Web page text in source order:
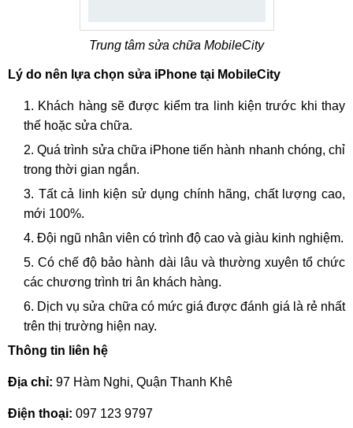
Trung tâm sửa chữa MobileCity
Lý do nên lựa chọn sửa iPhone tại MobileCity
Khách hàng sẽ được kiểm tra linh kiện trước khi thay
thế hoặc sửa chữa.
Quá trình sửa chữa iPhone tiến hành nhanh chóng, chỉ
trong thời gian ngắn.
Tất cả linh kiện sử dụng chính hãng, chất lượng cao,
mới 100%.
Đội ngũ nhân viên có trình độ cao và giàu kinh nghiệm.
Có chế độ bảo hành dài lâu và thường xuyên tổ chức
các chương trình tri ân khách hàng.
Dịch vụ sửa chữa có mức giá được đánh giá là rẻ nhất
trên thị trường hiện nay.
Thông tin liên hệ
Địa chỉ: 97 Hàm Nghi, Quận Thanh Khê
Điện thoại: 097 123 9797